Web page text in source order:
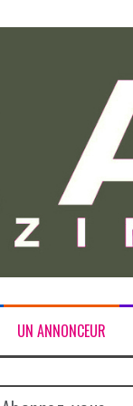
UN ANNONCEUR